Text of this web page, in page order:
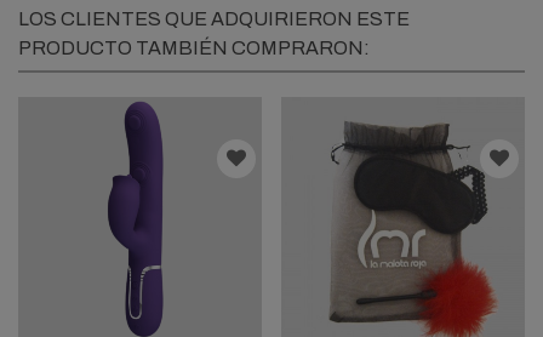
LOS CLIENTES QUE ADQUIRIERON ESTE
PRODUCTO TAMBIÉN COMPRARON: